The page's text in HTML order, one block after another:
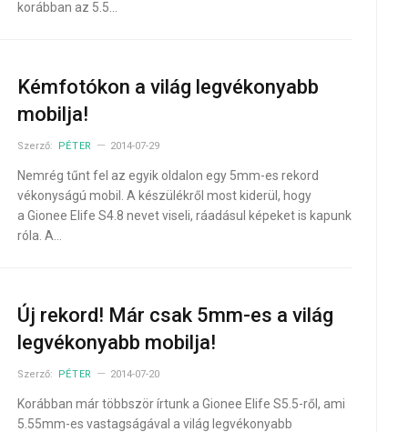
korábban az 5.5…
Kémfotókon a világ legvékonyabb
mobilja!
Szerző: PÉTER 2014-07-29
Nemrég tűnt fel az egyik oldalon egy 5mm-es rekord
vékonyságú mobil. A készülékről most kiderül, hogy
a Gionee Elife S4.8 nevet viseli, ráadásul képeket is kapunk
róla. A…
Új rekord! Már csak 5mm-es a világ
legvékonyabb mobilja!
Szerző: PÉTER 2014-07-20
Korábban már többször írtunk a Gionee Elife S5.5-ről, ami
5.55mm-es vastagságával a világ legvékonyabb